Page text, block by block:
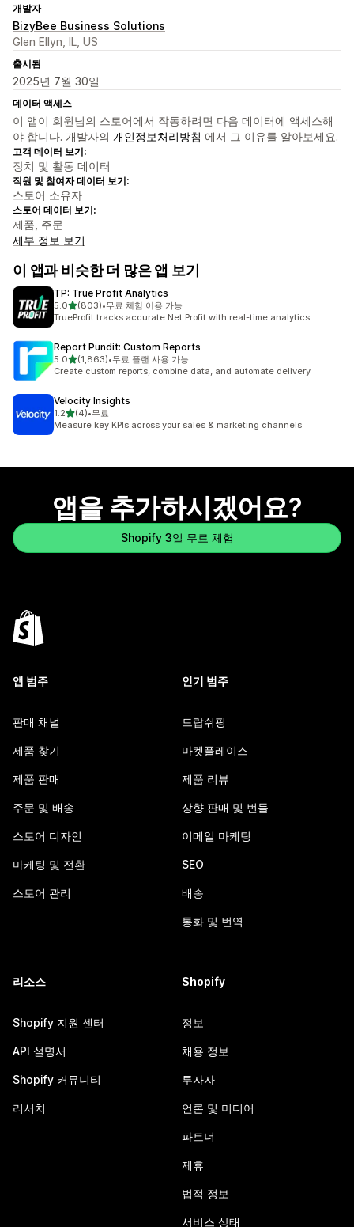
개발자
BizyBee Business Solutions
Glen Ellyn, IL, US
출시됨
2025년 7월 30일
데이터 액세스
이 앱이 회원님의 스토어에서 작동하려면 다음 데이터에 액세스해
야 합니다. 개발자의 개인정보처리방침 에서 그 이유를 알아보세요.
고객 데이터 보기:
장치 및 활동 데이터
직원 및 참여자 데이터 보기:
스토어 소유자
스토어 데이터 보기:
제품, 주문
세부 정보 보기
이 앱과 비슷한 더 많은 앱 보기
TP: True Profit Analytics
5.0별 5개 중
(803)
총 리뷰 803개
•무료 체험 이용 가능
TrueProfit tracks accurate Net Profit with real-time analytics
Report Pundit: Custom Reports
5.0별 5개 중
(1,863)
총 리뷰 1863개
•무료 플랜 사용 가능
Create custom reports, combine data, and automate delivery
Velocity Insights
1.2별 5개 중
(4)
총 리뷰 4개
•무료
Measure key KPIs across your sales & marketing channels
앱을 추가하시겠어요?
Shopify 3일 무료 체험
앱 범주
판매 채널
제품 찾기
제품 판매
주문 및 배송
스토어 디자인
마케팅 및 전환
스토어 관리
인기 범주
드랍쉬핑
마켓플레이스
제품 리뷰
상향 판매 및 번들
이메일 마케팅
SEO
배송
통화 및 번역
리소스
Shopify 지원 센터
API 설명서
Shopify 커뮤니티
리서치
Shopify
정보
채용 정보
투자자
언론 및 미디어
파트너
제휴
법적 정보
서비스 상태